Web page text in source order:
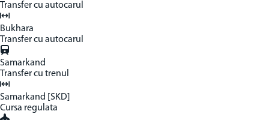
Transfer cu autocarul
Bukhara
Transfer cu autocarul
Samarkand
Transfer cu trenul
Samarkand [SKD]
Cursa regulata